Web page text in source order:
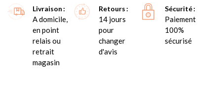
Livraison
A domicile,
en point
relais ou
retrait
magasin
Retours
14 jours
pour
changer
d'avis
Sécurité
Paiement
100%
sécurisé